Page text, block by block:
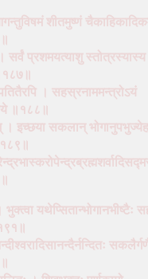
शीतमुष्णं
सर्वं प्रशमयत्याशु स्तोत्रस्यास्य
। सहस्रनाममन्त्रोऽयं
॥१८८॥
। इच्छया सकलान् भोगानुपभुज्येह
यथेप्सितान्भोगानभीष्टैः